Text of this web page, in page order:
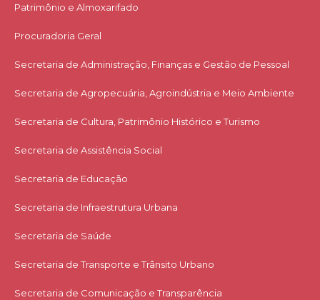
Patrimônio e Almoxarifado
Procuradoria Geral
Secretaria de Administração, Finanças e Gestão de Pessoal
Secretaria de Agropecuária, Agroindústria e Meio Ambiente
Secretaria de Cultura, Patrimônio Histórico e Turismo
Secretaria de Assistência Social
Secretaria de Educação
Secretaria de Infraestrutura Urbana
Secretaria de Saúde
Secretaria de Transporte e Trânsito Urbano
Secretaria de Comunicação e Transparência